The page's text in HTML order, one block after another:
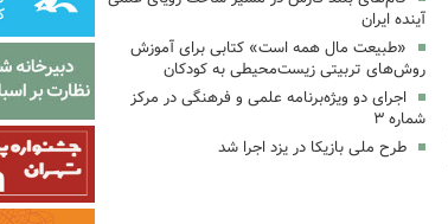
آینده ایران
«طبیعت مال همه است» کتابی برای آموزش
روش‌های تربیتی زیست‌محیطی به کودکان
اجرای دو ویژه‌برنامه علمی و فرهنگی در مرکز
شماره ۳
طرح ملی بازیکا در یزد اجرا شد